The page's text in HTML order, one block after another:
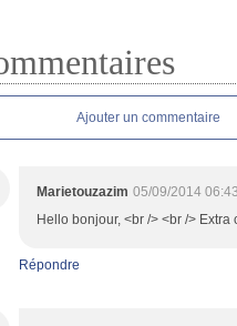
Ajouter un commentaire
Marietouzazim 05/09/2014 06:43
Hello bonjour, <br /> <br />
Répondre